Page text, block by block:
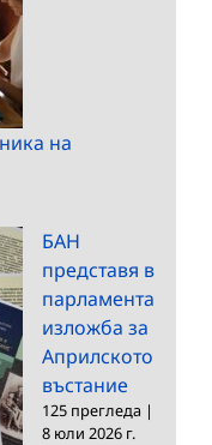
на
БАН
представя в
парламента
изложба за
Априлското
въстание
125 прегледа |
8 юли 2026 г.